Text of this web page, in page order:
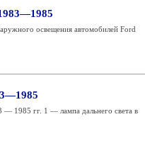
освещения автомобилей Ford
— 1985 гг. 1 — лампа дальнего света в